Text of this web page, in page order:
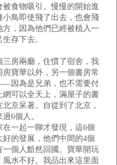
食物吸引。慢慢的開始進
鳥即使飛了出去，也會飛
，因為他們已經被植入一
存下去。
房兩廳，住慣了宿舍，我
寶華以外，另一個書房常
因為是兄弟，也不需要付
可以全天上，滿屋子的書
京呆著。自從到了北京，
6個人。
一起一聊才發現，這6個
的發展，他們中間的4個
一個人黯然回國。寶華開玩
水不好。我品出來這里面